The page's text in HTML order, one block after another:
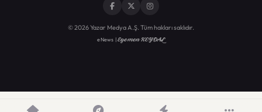
© 2026 Yazar Medya A.Ş. Tüm hakları saklıdır.
eNews |Egemen KEYDAL